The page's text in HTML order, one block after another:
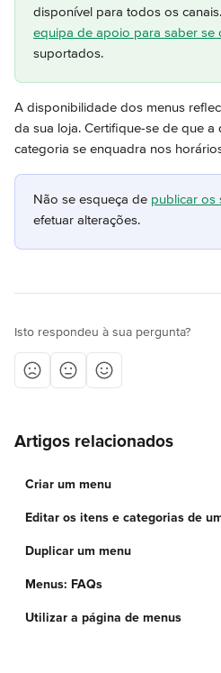
disponível para todos os canais.
equipa de apoio para saber se
suportados.
A disponibilidade dos menus
da sua loja. Certifique-se de que
categoria se enquadra nos
Não se esqueça de publicar os
efetuar alterações.
Isto respondeu à sua pergunta?
Artigos relacionados
Criar um menu
Editar os itens e categorias de
Duplicar um menu
Menus: FAQs
Utilizar a página de menus